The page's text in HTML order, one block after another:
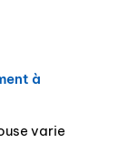
à
varie